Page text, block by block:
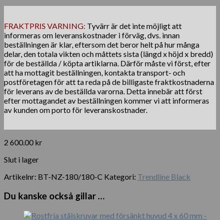
FRAKTPRIS VARNING: Tyvärr är det inte möjligt att
informeras om leveranskostnader i förväg, dvs. innan
beställningen är klar, eftersom det beror helt på hur många
delar, den totala vikten och måttets sista (längd x höjd x bredd)
för de beställda / köpta artiklarna. Därför måste vi först, efter
att ha mottagit beställningen, kontakta transport- och
postföretagen för att ta reda på de billigaste fraktkostnaderna
för leverans av de beställda varorna. Detta innebär att först
efter mottagandet av beställningen kommer vi att informeras
av kunden om porto för leveranskostnader.
2 600.00 kr
Slut i lager
Artikelnr: BT-NZ-180/180-C Kategori: Trendline Black
Du kanske också gillar …